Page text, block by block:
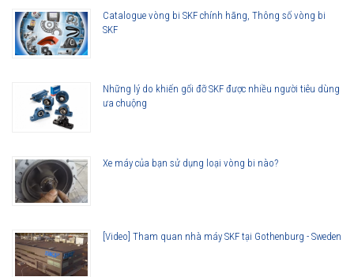
Catalogue vòng bi SKF chính hãng, Thông số vòng bi
SKF
Những lý do khiến gối đỡ SKF được nhiều người tiêu dùng
ưa chuộng
Xe máy của bạn sử dụng loại vòng bi nào?
[Video] Tham quan nhà máy SKF tại Gothenburg - Sweden